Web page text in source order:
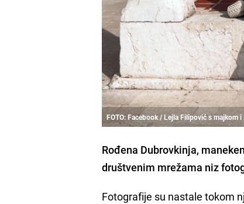
FOTO: Facebook / Lejla Filipović s majkom
Rođena Dubrovkinja,
društvenim mrežama niz
Fotografije su nastale tokom